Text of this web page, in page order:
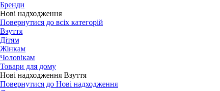
Бренди
Нові надходження
Повернутися до всіх категорій
Взуття
Дітям
Жінкам
Чоловікам
Товари для дому
Нові надходження Взуття
Повернутися до Нові надходження